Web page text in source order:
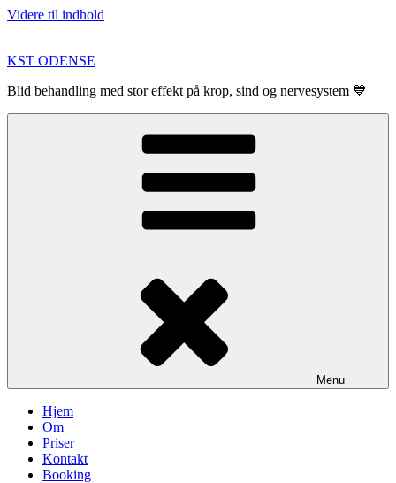
Videre til indhold
KST ODENSE
Blid behandling med stor effekt på krop, sind og nervesystem 💙
Menu
Hjem
Om
Priser
Kontakt
Booking